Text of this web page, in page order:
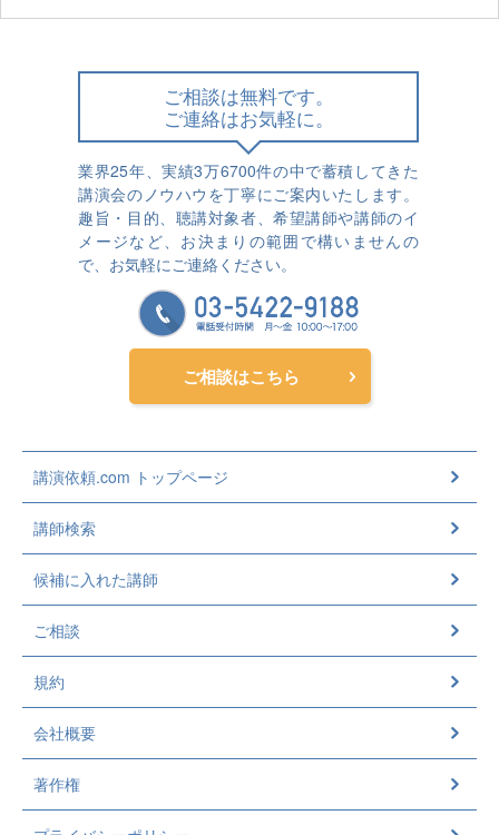
ご相談は無料です。
ご連絡はお気軽に。
業界25年、実績3万6700件の中で蓄積してきた
講演会のノウハウを丁寧にご案内いたします。
趣旨・目的、聴講対象者、希望講師や講師のイ
メージなど、お決まりの範囲で構いませんの
で、お気軽にご連絡ください。
ご相談はこちら
講演依頼.com トップページ
講師検索
候補に入れた講師
ご相談
規約
会社概要
著作権